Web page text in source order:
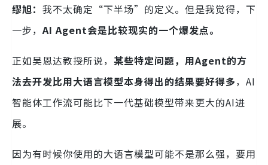
缪旭： 我不太确定“下半场”的定义。但是我觉得，下
一步，AI Agent会是比较现实的一个爆发点。
正如吴恩达教授所说， 某些特定问题，用Agent的方
法去开发比用大语言模型本身得出的结果要好得多，AI
智能体工作流可能比下一代基础模型带来更大的AI进
展。
因为有时候你使用的大语言模型可能不是那么强，要用